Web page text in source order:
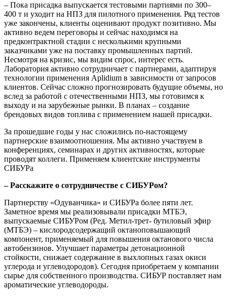
– Пока присадка выпускается тестовыми партиями по 300–
400 т и уходит на НПЗ для пилотного применения. Ряд тестов
уже закончены, клиенты оценивают продукт позитивно. Мы
активно ведем переговоры и сейчас находимся на
предконтрактной стадии с несколькими крупными
заказчиками уже на поставку промышленных партий.
Несмотря на кризис, мы видим спрос, интерес есть.
Лаборатория активно сотрудничает с партнерами, адаптируя
технологии применения Aplidium в зависимости от запросов
клиентов. Сейчас сложно прогнозировать будущие объемы, но
вслед за работой с отечественными НПЗ, мы готовимся к
выходу и на зарубежные рынки. В планах – создание
брендовых видов топлива с применением нашей присадки.
За прошедшие годы у нас сложились по-настоящему
партнерские взаимоотношения. Мы активно участвуем в
конференциях, семинарах и других активностях, которые
проводят коллеги. Применяем клиентские инструменты
СИБУРа
– Расскажите о сотрудничестве с СИБУРом?
Партнерству «Одуванчика» и СИБУРа более пяти лет.
Заметное время мы реализовывали присадки МТБЭ,
выпускаемые СИБУРом (Ред. Метил-трет- бутиловый эфир
(МТБЭ) – кислородсодержащий октаноповышающий
компонент, применяемый для повышения октанового числа
автобензинов. Улучшает параметры детонационной
стойкости, снижает содержание в выхлопных газах окиси
углерода и углеводородов). Сегодня приобретаем у компании
сырье для собственного производства. СИБУР поставляет нам
ароматические углеводороды.